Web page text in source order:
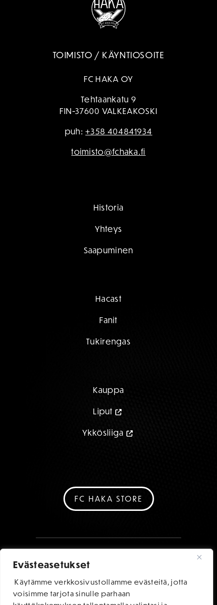
Evästeasetukset
Käytämme verkkosivustollamme evästeitä, jotta
voisimme tarjota sinulle parhaan
TOIMISTO / KÄYNTIOSOITE
FC HAKA OY
Tehtaankatu 9
FIN-37600 VALKEAKOSKI
puh:+358 404841934
toimisto@fchaka.fi
Historia
Yhteys
Saapuminen
Hacast
Fanit
Tukirengas
Kauppa
Liput
Ykkösliiga
FC HAKA STORE